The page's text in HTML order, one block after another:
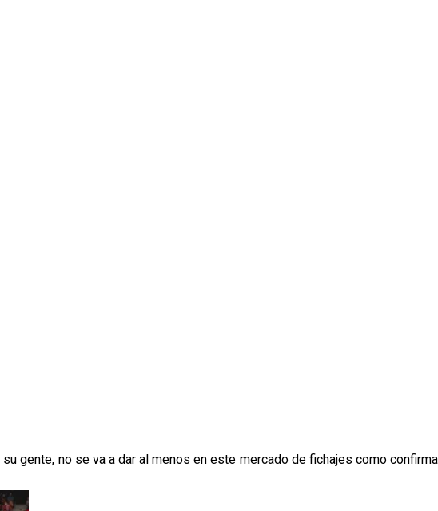
gente, no se va a dar al menos en este mercado de fichajes como confirma